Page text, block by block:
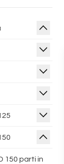
150 parti in